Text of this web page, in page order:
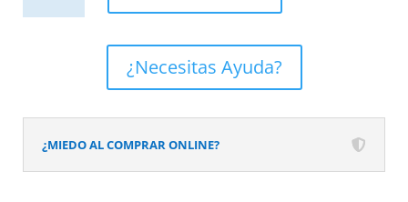
EVO
aluminio
varios
¿Necesitas Ayuda?
¿MIEDO AL COMPRAR ONLINE?